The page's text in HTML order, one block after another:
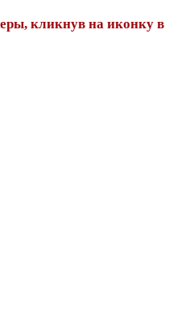
кликнув на иконку в